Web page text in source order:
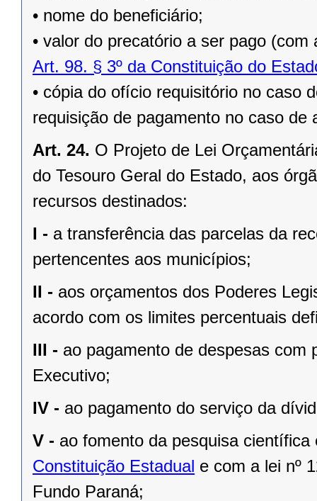
• nome do beneficiário;
• valor do precatório a ser pago
Art. 98. § 3º da Constituição do
• cópia do ofício requisitório no caso
requisição de pagamento no caso de
Art. 24. O Projeto de Lei
do Tesouro Geral do Estado, aos
recursos destinados:
I - a transferência das parcelas da
pertencentes aos municípios;
II - aos orçamentos dos Poderes
acordo com os limites percentuais
III - ao pagamento de despesas com
Executivo;
IV - ao pagamento do serviço da
V - ao fomento da pesquisa
Constituição Estadual e com a lei nº
Fundo Paraná;